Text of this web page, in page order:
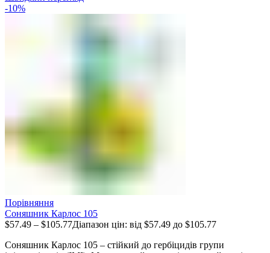
-10%
Порівняння
Соняшник Карлос 105
$57.49 – $105.77Діапазон цін: від $57.49 до $105.77
Соняшник Карлос 105 – стійкий до гербіцидів групи